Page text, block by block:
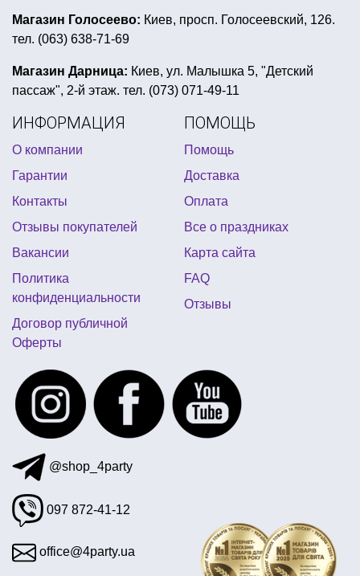
день рождения в стиле тролли тарелки хэллоуин
товары для первого дня рождения
купить хлопушки на новый год
купить шарики с рисунком
салфетки для праздничного стола
пати фуд днепр
карнавальная корона купить
трендовые шары
карнавальные перчатки
купить фольгированные шары цифры
вечеринка в стиле куба
день рождения в стиле феи
ретро вечеринка в стиле 80 х
день рождения в стиле миньонов
карнавальные костюмы зверей купить
шарики для вечеринки
купить шляпы сомбреро
Магазин Голосеево: Киев, просп. Голосеевский, 126.
тел. (063) 638-71-69
Магазин Дарница: Киев, ул. Малышка 5, "Детский
пассаж", 2-й этаж. тел. (073) 071-49-11
ИНФОРМАЦИЯ
О компании
Гарантии
Контакты
Отзывы покупателей
Вакансии
Политика
конфиденциальности
Договор публичной
Оферты
ПОМОЩЬ
Помощь
Доставка
Оплата
Все о праздниках
Карта сайта
FAQ
Отзывы
@shop_4party
097 872-41-12
office@4party.ua